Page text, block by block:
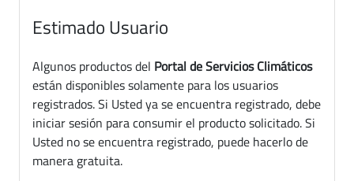
Estimado Usuario
Algunos productos del Portal de Servicios Climáticos
están disponibles solamente para los usuarios
registrados. Si Usted ya se encuentra registrado, debe
iniciar sesión para consumir el producto solicitado. Si
Usted no se encuentra registrado, puede hacerlo de
manera gratuita.